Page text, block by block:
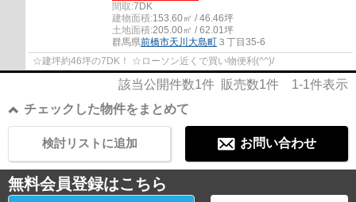
間取:7DK
建物面積:153.60㎡ / 46.46坪
土地面積:205.00㎡ / 62.01坪
群馬県前橋市天川大島町 ３丁目35-6
☆建坪約46坪の7DK！ ☆ローソン近くで買い物便利(^^)/
該当公開件数1件 販売数1件 1-1件表示
チェックした物件をまとめて
お問い合わせ
検討リストに追加
無料会員登録はこちら